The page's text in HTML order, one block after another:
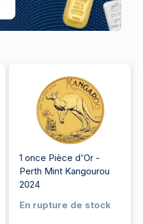
1 once Pièce d'Or -
Perth Mint Kangourou
2024
En rupture de stock